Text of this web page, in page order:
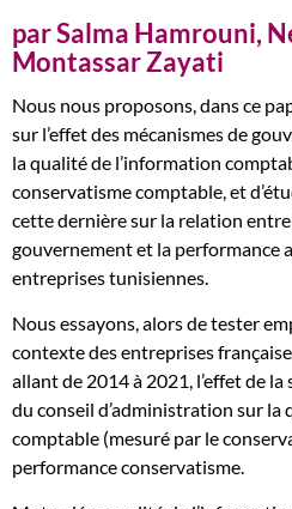
relation
entre
qualité
de
l’information
comptable
et
la
performance
d’entreprise
par Salma Hamrouni,
Montassar Zayati
Nous nous proposons, dans ce
sur l’effet des mécanismes de
la qualité de l’information
conservatisme comptable, et
cette dernière sur la relation entre
gouvernement et la performance
entreprises tunisiennes.
Nous essayons, alors de tester
contexte des entreprises
allant de 2014 à 2021, l’effet de
du conseil d’administration sur la
comptable (mesuré par le
performance conservatisme.